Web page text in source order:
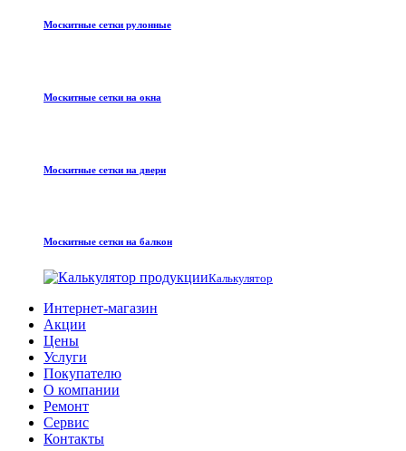
Москитные сетки рулонные
Москитные сетки на окна
Москитные сетки на двери
Москитные сетки на балкон
Калькулятор
Интернет-магазин
Акции
Цены
Услуги
Покупателю
О компании
Ремонт
Сервис
Контакты